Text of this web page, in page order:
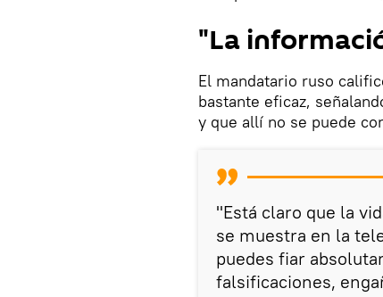
"La
El mandatario ruso
bastante eficaz,
y que allí no se puede
"Está claro que la
se muestra en la
puedes fiar
falsificaciones,